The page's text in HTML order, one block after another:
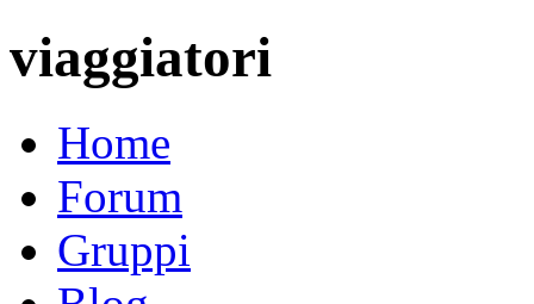
viaggiatori
Home
Forum
Gruppi